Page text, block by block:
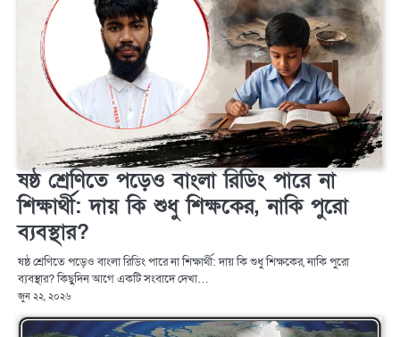
ষষ্ঠ শ্রেণিতে পড়েও বাংলা রিডিং পারে না
শিক্ষার্থী: দায় কি শুধু শিক্ষকের, নাকি পুরো
ব্যবস্থার?
ষষ্ঠ শ্রেণিতে পড়েও বাংলা রিডিং পারে না শিক্ষার্থী: দায় কি শুধু শিক্ষকের, নাকি পুরো
ব্যবস্থার? কিছুদিন আগে একটি সংবাদে দেখা…
জুন ২২, ২০২৬